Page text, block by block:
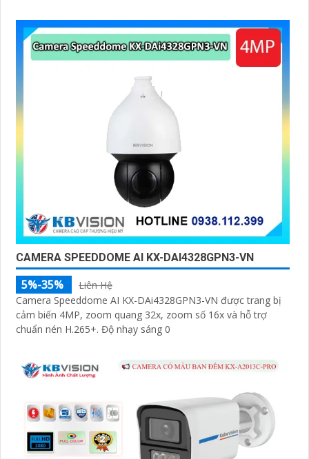
CAMERA SPEEDDOME AI KX-DAI4328GPN3-VN
5%-35%
Liên Hệ
Camera Speeddome AI KX-DAi4328GPN3-VN được trang bị
cảm biến 4MP, zoom quang 32x, zoom số 16x và hỗ trợ
chuẩn nén H.265+. Độ nhạy sáng 0